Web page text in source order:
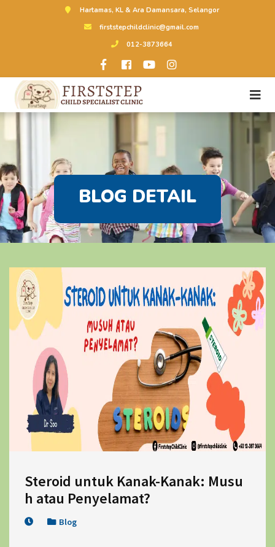
Hartamas, KL & Ara Damansara, Selangor
firststepchildclinic@gmail.com
012-3873664
BLOG DETAIL
Steroid untuk Kanak-Kanak: Musu
h atau Penyelamat?
Blog